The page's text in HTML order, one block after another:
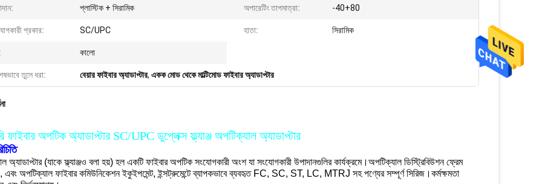
প্লাস্টিক + সিরামিক অপারেটিং তাপমাত্রা: -40+80
প্রকার: SC/UPC হাতা: সিরামিক
কালো
তুলে ধরা: বেয়ার ফাইবার অ্যাডাপ্টার, একক মোড থেকে মাল্টিমোড ফাইবার অ্যাডাপ্টার
ফাইবার অপটিক অ্যাডাপ্টার SC/UPC ডুপ্লেক্স ফ্ল্যাঞ্জ অপটিক্যাল অ্যাডাপ্টার
অ্যাডাপ্টার (যাকে ফ্ল্যাঞ্জও বলা হয়) হল একটি ফাইবার অপটিক সংযোগকারী অংশ যা সংযোগকারী উপাদানগুলির কার্যক্রমে।অপটিক্যাল ডিস্ট্রিবিউশন ফ্রেম
অপটিক্যাল ফাইবার কমিউনিকেশন ইকুইপমেন্ট, ইন্সট্রুমেন্টে ব্যাপকভাবে ব্যবহৃত FC, SC, ST, LC, MTRJ সহ পণ্যের সম্পূর্ণ সিরিজ।কর্মক্ষমতা